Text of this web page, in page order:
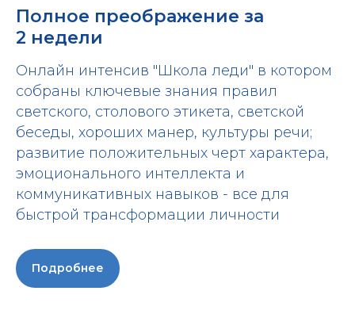
Полное преображение за
2 недели
Онлайн интенсив "Школа леди" в котором
собраны ключевые знания правил
светского, столового этикета, светской
беседы, хороших манер, культуры речи;
развитие положительных черт характера,
эмоционального интеллекта и
коммуникативных навыков - все для
быстрой трансформации личности
Подробнее